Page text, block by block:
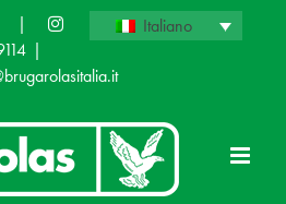
Italiano
|
|